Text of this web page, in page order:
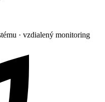
· vzdialený monitoring